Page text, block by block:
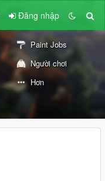
Đăng nhập
Paint Jobs
Người chơi
Hơn